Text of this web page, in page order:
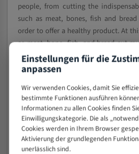
people, from cutting the
such as meat, bones, fish and
order to offer a healthy product. At
as meat, bone, fish, and bread cut
Saw Blades, which are produced
steels. Our Meat and Bone Bandsaw
is produced in Turkey and exported
company, which is one of the leading
the production of Bandsaw,
hygiene standards for public health.
Our food cutting knives are suitable
Einstellungen für die
anpassen
Wir verwenden Cookies, damit Sie
bestimmte Funktionen ausführen
Informationen zu allen Cookies finden
Einwilligungskategorie. Die als
Cookies werden in Ihrem Browser
Aktivierung der grundlegenden
unerlässlich sind.